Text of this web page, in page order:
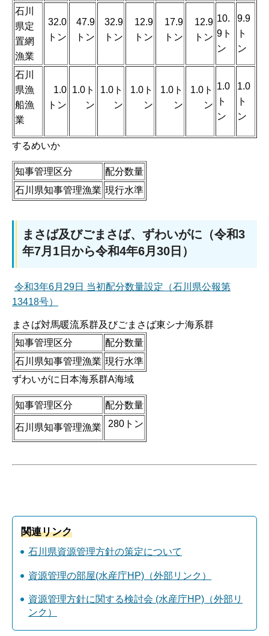
石川
県定
置網
漁業
32.0
トン
47.9
トン
32.9
トン
12.9
トン
17.9
トン
12.9
トン
10.
9ト
ン
9.9
ト
ン
石川
県漁
船漁
業
1.0
トン
1.0ト
ン
1.0ト
ン
1.0ト
ン
1.0ト
ン
1.0ト
ン
1.0
ト
ン
1.0
ト
ン
するめいか
知事管理区分
配分数量
石川県知事管理漁業 現行水準
まさば及びごまさば、ずわいがに（令和3
年7月1日から令和4年6月30日）
令和3年6月29日 当初配分数量設定（石川県公報第
13418号）
まさば対馬暖流系群及びごまさば東シナ海系群
知事管理区分
配分数量
石川県知事管理漁業 現行水準
ずわいがに日本海系群A海域
知事管理区分 配分数量
石川県知事管理漁業 280トン
関連リンク
石川県資源管理方針の策定について
資源管理の部屋(水産庁HP)（外部リンク）
資源管理方針に関する検討会 (水産庁HP)（外部リ
ンク）